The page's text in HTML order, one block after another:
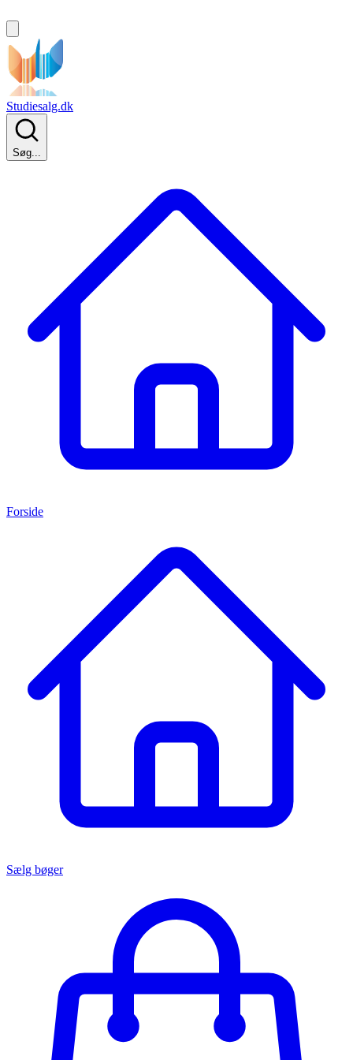
Studiesalg.dk
Søg...
Forside
Sælg bøger